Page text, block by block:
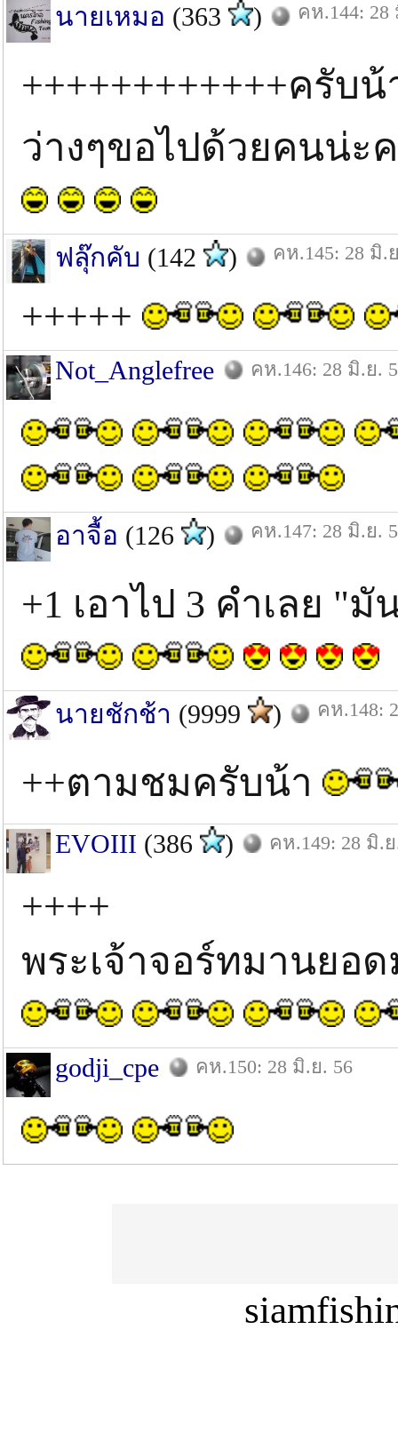
นายเหมอ (363 ) คห.144: 28
++++++++++++ครับ
ว่างๆขอไปด้วยคนน่ะ
ฟลุ๊กคับ (142 ) คห.145: 28 มิ.
+++++
Not_Anglefree คห.146: 28 มิ.ย.
อาจื้อ (126 ) คห.147: 28 มิ.ย.
+1 เอาไป 3 คำเลย "
นายชักช้า (9999 ) คห.148:
++ตามชมครับน้า
EVOIII (386 ) คห.149: 28 มิ.
++++
พระเจ้าจอร์ทมานยอ
godji_cpe คห.150: 28 มิ.ย. 56